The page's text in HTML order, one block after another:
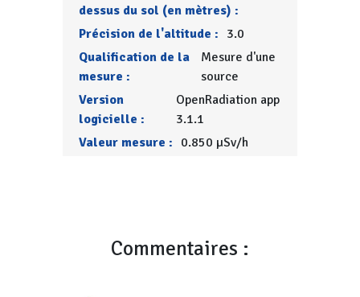
dessus du sol (en mètres) :
Précision de l'altitude : 3.0
Qualification de la
mesure :
Mesure d'une
source
Version
logicielle :
OpenRadiation app
3.1.1
Valeur mesure : 0.850 µSv/h
Commentaires :